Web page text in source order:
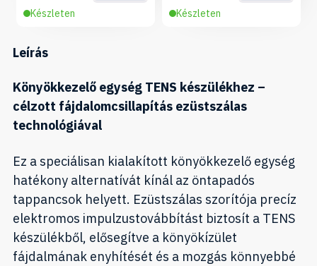
Készleten
Készleten
Leírás
Könyökkezelő egység TENS készülékhez –
célzott fájdalomcsillapítás ezüstszálas
technológiával
Ez a speciálisan kialakított könyökkezelő egység
hatékony alternatívát kínál az öntapadós
tappancsok helyett. Ezüstszálas szorítója precíz
elektromos impulzustovábbítást biztosít a TENS
készülékből, elősegítve a könyökízület
fájdalmának enyhítését és a mozgás könnyebbé